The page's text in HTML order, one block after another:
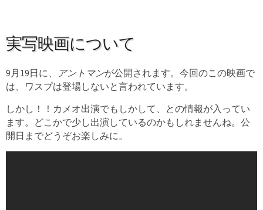
実写映画について
9月19日に、 アントマンが公開されます。今回のこの映画で
は、ワスプは登場しないと言われています。
しかし！！カメオ出演でもしかして、との情報が入ってい
ます。どこかで少し出演しているのかもしれませんね。公
開日までどうぞお楽しみに。